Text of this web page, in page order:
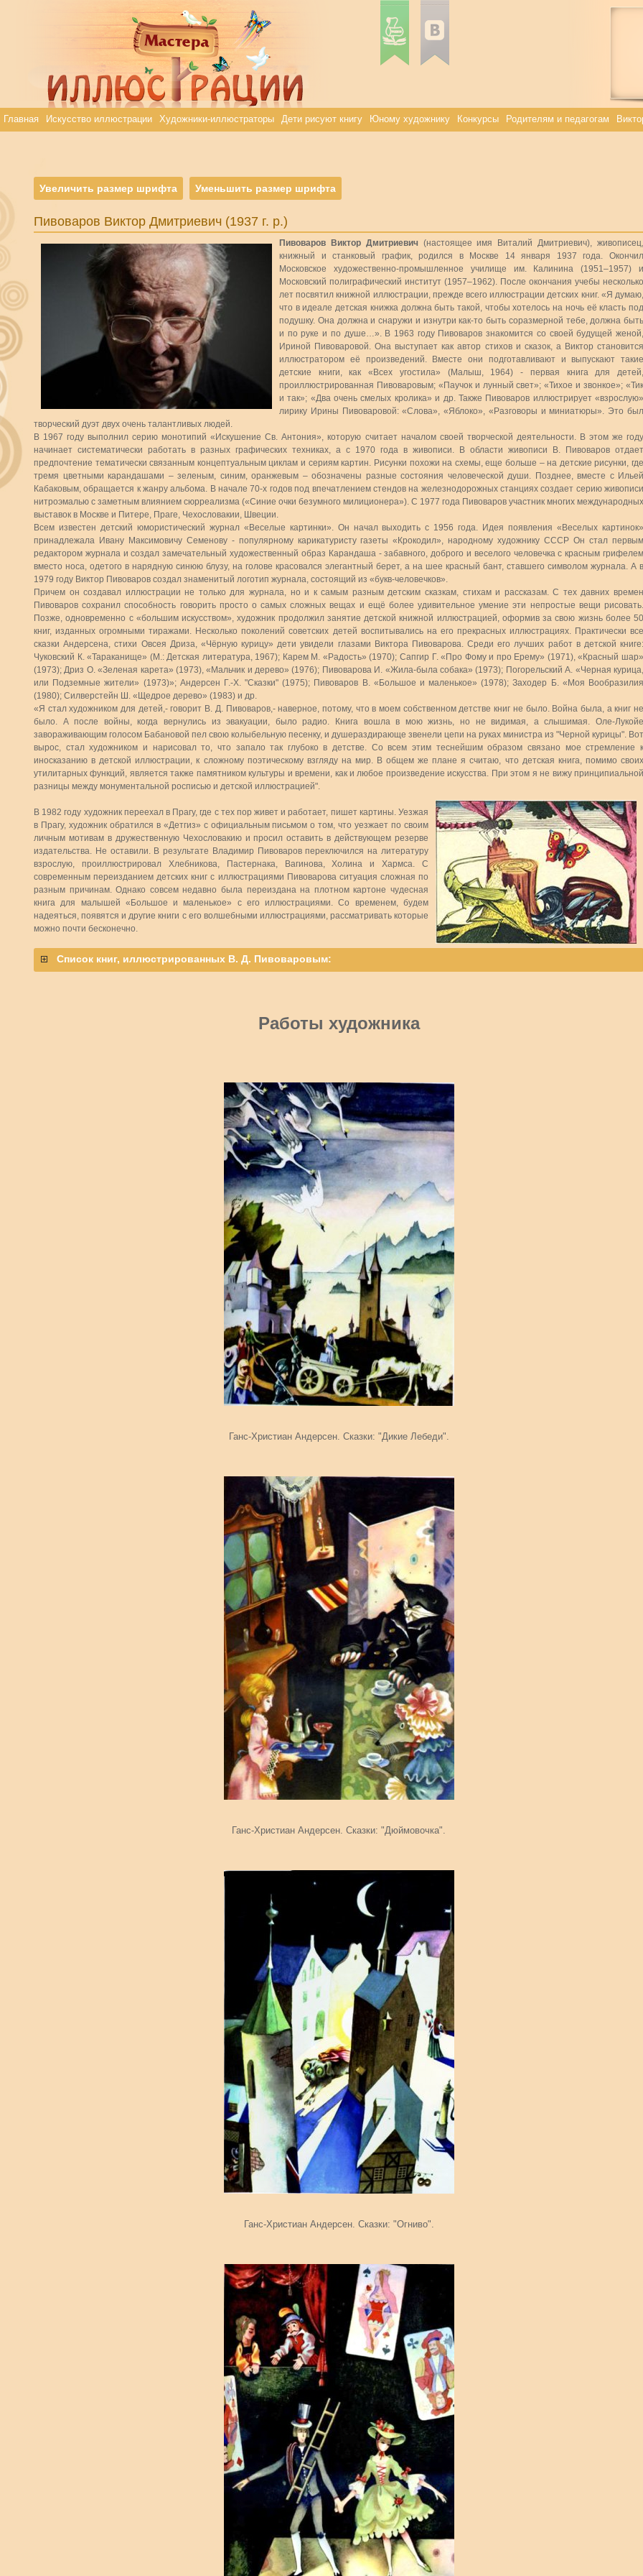
Главная Искусство иллюстрации Художники-иллюстраторы Дети рисуют книгу Юному художнику Конкурсы Родителям и педагогам
Увеличить размер шрифта Уменьшить размер шрифта
Пивоваров Виктор Дмитриевич (1937 г. р.)
Пивоваров Виктор Дмитриевич (настоящее имя Виталий Дмитриевич), живописец,
книжный и станковый график, родился в Москве 14 января 1937 года. Окончил
Московское художественно-промышленное училище им. Калинина (1951–1957) и
Московский полиграфический институт (1957–1962). После окончания учебы несколько
лет посвятил книжной иллюстрации, прежде всего иллюстрации детских книг. «Я думаю,
что в идеале детская книжка должна быть такой, чтобы хотелось на ночь её класть под
подушку. Она должна и снаружи и изнутри как-то быть соразмерной тебе, должна быть
и по руке и по душе…». В 1963 году Пивоваров знакомится со своей будущей женой,
Ириной Пивоваровой. Она выступает как автор стихов и сказок, а Виктор становится
иллюстратором её произведений. Вместе они подготавливают и выпускают такие
детские книги, как «Всех угостила» (Малыш, 1964) - первая книга для детей,
проиллюстрированная Пивоваровым; «Паучок и лунный свет»; «Тихое и звонкое»; «Тик
и так»; «Два очень смелых кролика» и др. Также Пивоваров иллюстрирует «взрослую»
лирику Ирины Пивоваровой: «Слова», «Яблоко», «Разговоры и миниатюры». Это был
творческий дуэт двух очень талантливых людей.
В 1967 году выполнил серию монотипий «Искушение Св. Антония», которую считает началом своей творческой деятельности. В этом же году
начинает систематически работать в разных графических техниках, а с 1970 года в живописи. В области живописи В. Пивоваров отдает
предпочтение тематически связанным концептуальным циклам и сериям картин. Рисунки похожи на схемы, еще больше – на детские рисунки, где
тремя цветными карандашами – зеленым, синим, оранжевым – обозначены разные состояния человеческой души. Позднее, вместе с Ильей
Кабаковым, обращается к жанру альбома. В начале 70-х годов под впечатлением стендов на железнодорожных станциях создает серию живописи
нитроэмалью с заметным влиянием сюрреализма («Синие очки безумного милиционера»). С 1977 года Пивоваров участник многих международных
выставок в Москве и Питере, Праге, Чехословакии, Швеции.
Всем известен детский юмористический журнал «Веселые картинки». Он начал выходить с 1956 года. Идея появления «Веселых картинок»
принадлежала Ивану Максимовичу Семенову - популярному карикатуристу газеты «Крокодил», народному художнику СССР Он стал первым
редактором журнала и создал замечательный художественный образ Карандаша - забавного, доброго и веселого человечка с красным грифелем
вместо носа, одетого в нарядную синюю блузу, на голове красовался элегантный берет, а на шее красный бант, ставшего символом журнала. А в
1979 году Виктор Пивоваров создал знаменитый логотип журнала, состоящий из «букв-человечков».
Причем он создавал иллюстрации не только для журнала, но и к самым разным детским сказкам, стихам и рассказам. С тех давних времен
Пивоваров сохранил способность говорить просто о самых сложных вещах и ещё более удивительное умение эти непростые вещи рисовать.
Позже, одновременно с «большим искусством», художник продолжил занятие детской книжной иллюстрацией, оформив за свою жизнь более 50
книг, изданных огромными тиражами. Несколько поколений советских детей воспитывались на его прекрасных иллюстрациях. Практически все
сказки Андерсена, стихи Овсея Дриза, «Чёрную курицу» дети увидели глазами Виктора Пивоварова. Среди его лучших работ в детской книге:
Чуковский К. «Тараканище» (М.: Детская литература, 1967); Карем М. «Радость» (1970); Сапгир Г. «Про Фому и про Ерему» (1971), «Красный шар»
(1973); Дриз О. «Зеленая карета» (1973), «Мальчик и дерево» (1976); Пивоварова И. «Жила-была собака» (1973); Погорельский А. «Черная курица,
или Подземные жители» (1973)»; Андерсен Г.-Х. "Сказки" (1975); Пивоваров В. «Большое и маленькое» (1978); Заходер Б. «Моя Вообразилия
(1980); Силверстейн Ш. «Щедрое дерево» (1983) и др.
«Я стал художником для детей,- говорит В. Д. Пивоваров,- наверное, потому, что в моем собственном детстве книг не было. Война была, а книг не
было. А после войны, когда вернулись из эвакуации, было радио. Книга вошла в мою жизнь, но не видимая, а слышимая. Оле-Лукойе
завораживающим голосом Бабановой пел свою колыбельную песенку, и душераздирающе звенели цепи на руках министра из "Черной курицы". Вот
вырос, стал художником и нарисовал то, что запало так глубоко в детстве. Со всем этим теснейшим образом связано мое стремление к
иносказанию в детской иллюстрации, к сложному поэтическому взгляду на мир. В общем же плане я считаю, что детская книга, помимо своих
утилитарных функций, является также памятником культуры и времени, как и любое произведение искусства. При этом я не вижу принципиальной
разницы между монументальной росписью и детской иллюстрацией".
В 1982 году художник переехал в Прагу, где с тех пор живет и работает, пишет картины. Уезжая
в Прагу, художник обратился в «Детгиз» с официальным письмом о том, что уезжает по своим
личным мотивам в дружественную Чехословакию и просил оставить в действующем резерве
издательства. Не оставили. В результате Владимир Пивоваров переключился на литературу
взрослую, проиллюстрировал Хлебникова, Пастернака, Вагинова, Холина и Хармса. С
современным переизданием детских книг с иллюстрациями Пивоварова ситуация сложная по
разным причинам. Однако совсем недавно была переиздана на плотном картоне чудесная
книга для малышей «Большое и маленькое» с его иллюстрациями. Со временем, будем
надеяться, появятся и другие книги с его волшебными иллюстрациями, рассматривать которые
можно почти бесконечно.
Список книг, иллюстрированных В. Д. Пивоваровым:
Работы художника
Ганс-Христиан Андерсен. Сказки: "Дикие Лебеди".
Ганс-Христиан Андерсен. Сказки: "Дюймовочка".
Ганс-Христиан Андерсен. Сказки: "Огниво".